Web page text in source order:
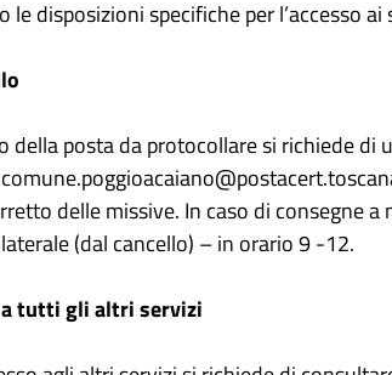
le disposizioni specifiche per l’accesso
della posta da protocollare si richiede di
delle missive. In caso di consegne
(dal cancello) – in orario 9 -12.
a tutti gli altri servizi